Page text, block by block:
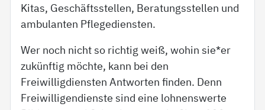
Kitas, Geschäftsstellen, Beratungsstellen und
ambulanten Pflegediensten.
Wer noch nicht so richtig weiß, wohin sie*er
zukünftig möchte, kann bei den
Freiwilligdiensten Antworten finden. Denn
Freiwilligendienste sind eine lohnenswerte